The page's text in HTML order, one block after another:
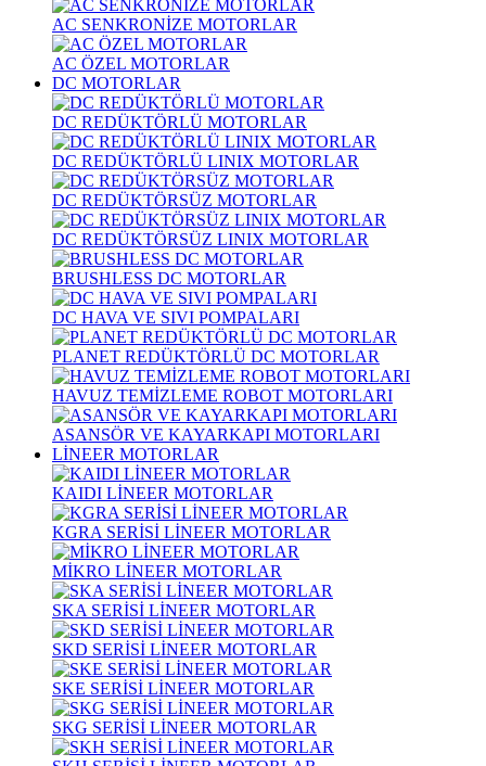
AC SENKRONİZE MOTORLAR
AC ÖZEL MOTORLAR
DC MOTORLAR
DC REDÜKTÖRLÜ MOTORLAR
DC REDÜKTÖRLÜ LINIX MOTORLAR
DC REDÜKTÖRSÜZ MOTORLAR
DC REDÜKTÖRSÜZ LINIX MOTORLAR
BRUSHLESS DC MOTORLAR
DC HAVA VE SIVI POMPALARI
PLANET REDÜKTÖRLÜ DC MOTORLAR
HAVUZ TEMİZLEME ROBOT MOTORLARI
ASANSÖR VE KAYARKAPI MOTORLARI
LİNEER MOTORLAR
KAIDI LİNEER MOTORLAR
KGRA SERİSİ LİNEER MOTORLAR
MİKRO LİNEER MOTORLAR
SKA SERİSİ LİNEER MOTORLAR
SKD SERİSİ LİNEER MOTORLAR
SKE SERİSİ LİNEER MOTORLAR
SKG SERİSİ LİNEER MOTORLAR